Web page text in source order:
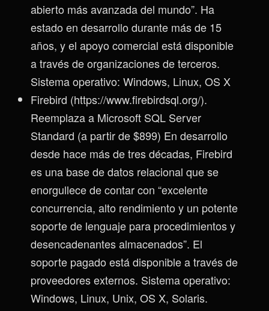
abierto más avanzada del mundo”. Ha
estado en desarrollo durante más de 15
años, y el apoyo comercial está disponible
a través de organizaciones de terceros.
Sistema operativo: Windows, Linux, OS X
Firebird (https://www.firebirdsql.org/).
Reemplaza a Microsoft SQL Server
Standard (a partir de $899) En desarrollo
desde hace más de tres décadas, Firebird
es una base de datos relacional que se
enorgullece de contar con “excelente
concurrencia, alto rendimiento y un potente
soporte de lenguaje para procedimientos y
desencadenantes almacenados”. El
soporte pagado está disponible a través de
proveedores externos. Sistema operativo:
Windows, Linux, Unix, OS X, Solaris.